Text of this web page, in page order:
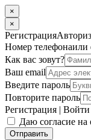
×
×
Регистрация
Номер телефонаили
Как вас зовут?
Ваш email
Введите пароль
Повторите пароль
Регистрация | Войти
Даю согласие
Отправить